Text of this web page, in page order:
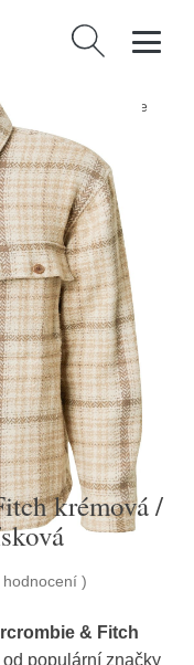
Vyhledávání
Kárované košile
Košile
písková
krémová /
hodnocení )
& Fitch
populární značky